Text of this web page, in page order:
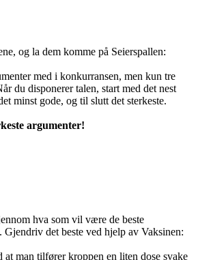
og la dem komme på Seierspallen:
med i konkurransen, men kun tre
du disponerer talen, start med det nest
minst gode, og til slutt det sterkeste.
argumenter!
hva som vil være de beste
Gjendriv det beste ved hjelp av Vaksinen:
at man tilfører kroppen en liten dose svake